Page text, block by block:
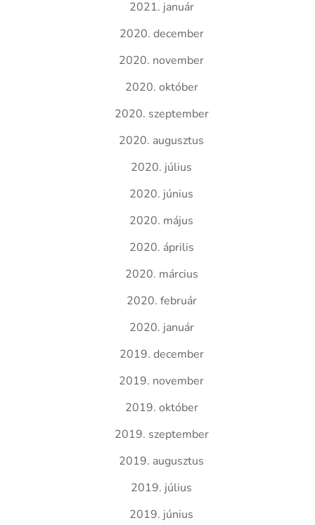
2021. január
2020. december
2020. november
2020. október
2020. szeptember
2020. augusztus
2020. július
2020. június
2020. május
2020. április
2020. március
2020. február
2020. január
2019. december
2019. november
2019. október
2019. szeptember
2019. augusztus
2019. július
2019. június